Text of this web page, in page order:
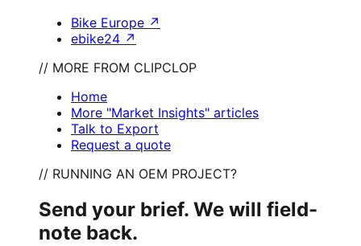
Bike Europe ↗
ebike24 ↗
// MORE FROM CLIPCLOP
Home
More "Market Insights" articles
Talk to Export
Request a quote
// RUNNING AN OEM PROJECT?
Send your brief. We will field-
note back.